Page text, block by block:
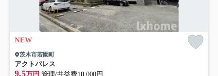
NEW
茨木市若園町
アクトパレス
9.5万円 管理/共益費10,000円